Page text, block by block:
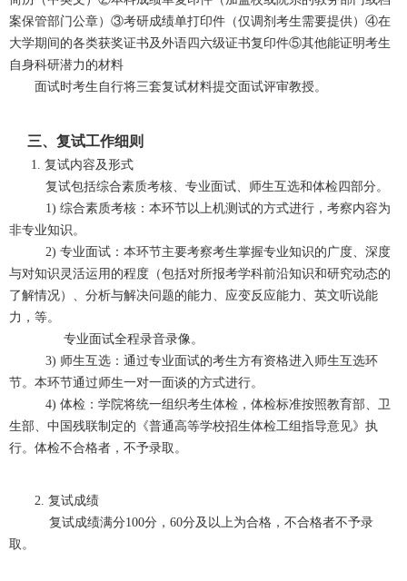
案保管部门公章）③考研成绩单打印件（仅调剂考生需要提供） ④在
大学期间的各类获奖证书及外语四六级证书复印件⑤其他能证明考生
自身科研潜力的材料
面试时考生自行将三套复试材料提交面试评审教授。
三、复试工作细则
1.
复试内容及形式
复试包括综合素质考核、专业面试、师生互选和体检四部分。
1) 综合素质考核：本环节以上机测试的方式进行，考察内容为
非专业知识。
2) 专业面试：本环节主要考察考生掌握专业知识的广度、深度
与对知识灵活运用的程度（包括对所报考学科前沿知识和研究动态的
了解情况）、分析与解决问题的能力、应变反应能力、英文听说能
力，等。
专业面试全程录音录像。
3) 师生互选：通过专业面试的考生方有资格进入师生互选环
节。本环节通过师生一对一面谈的方式进行。
4) 体检：学院将统一组织考生体检，体检标准按照教育部、卫
生部、中国残联制定的《普通高等学校招生体检工组指导意见》执
行。体检不合格者，不予录取。
2. 复试成绩
复试成绩满分100分，60分及以上为合格，不合格者不予录
取。